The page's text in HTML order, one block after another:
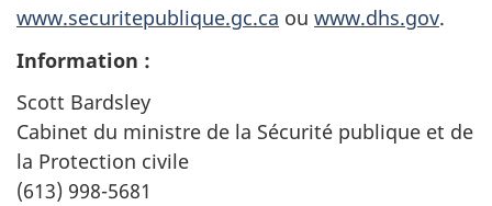
www.securitepublique.gc.ca ou www.dhs.gov.
Information :
Scott Bardsley
Cabinet du ministre de la Sécurité publique et de
la Protection civile
(613) 998-5681